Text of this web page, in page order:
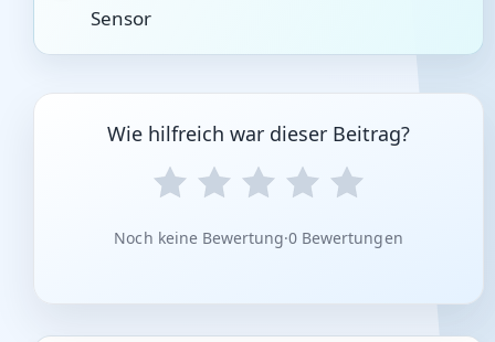
Sensor
Wie hilfreich war dieser Beitrag?
Noch keine Bewertung·0 Bewertungen